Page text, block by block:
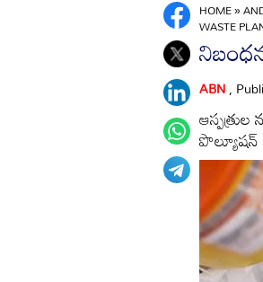
HOME»
WASTE
ABN,
పొల్యూషన్‌